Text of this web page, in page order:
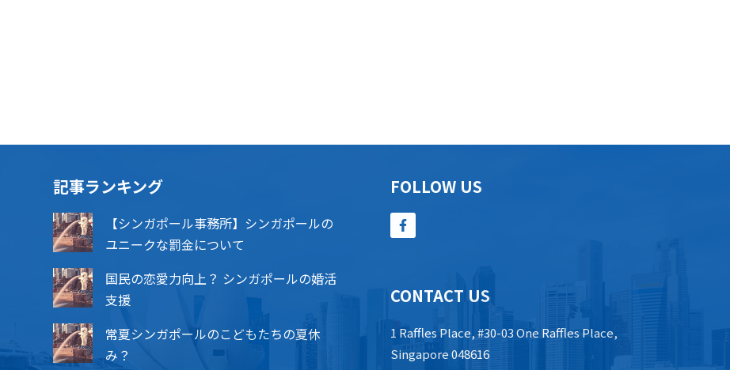
記事ランキング
【シンガポール事務所】シンガポールの
ユニークな罰金について
国民の恋愛力向上？ シンガポールの婚活
支援
常夏シンガポールのこどもたちの夏休
み？
FOLLOW US
CONTACT US
1 Raffles Place, #30-03 One Raffles Place,
Singapore 048616